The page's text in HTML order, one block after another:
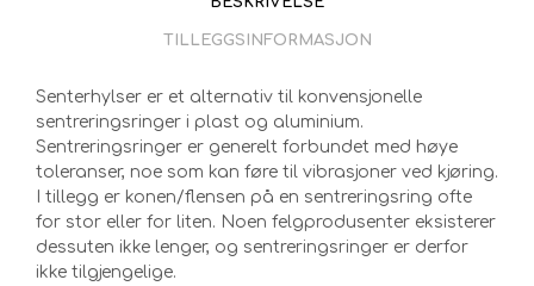
TILLEGGSINFORMASJON
Senterhylser er et alternativ til konvensjonelle
sentreringsringer i plast og aluminium.
Sentreringsringer er generelt forbundet med høye
toleranser, noe som kan føre til vibrasjoner ved kjøring.
I tillegg er konen/flensen på en sentreringsring ofte
for stor eller for liten. Noen felgprodusenter eksisterer
dessuten ikke lenger, og sentreringsringer er derfor
ikke tilgjengelige.